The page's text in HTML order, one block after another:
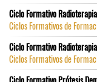
Ciclo Formativo
Ciclos Formativos de
Ciclo Formativo Radioterapia
Ciclos Formativos de